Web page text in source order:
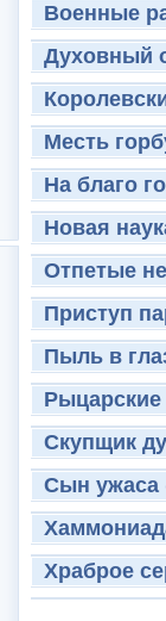
Военные
Духовный
Месть
На благо
Новая
Отпетые
Приступ
Пыль в
Рыцарские
Скупщик
Сын ужаса
Храброе